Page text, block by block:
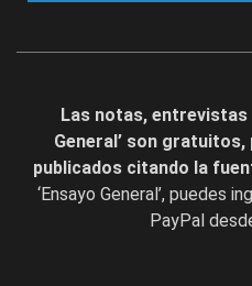
Las notas, entrevistas
General’ son
publicados citando la
‘Ensayo General’, puedes
PayPal